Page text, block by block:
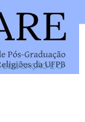
EDUCAÇÃO E O